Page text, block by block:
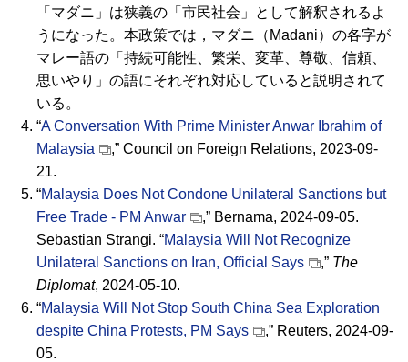
「マダニ」は狭義の「市民社会」として解釈されるよ
うになった。本政策では，マダニ（ Madani）の各字が
マレー語の「持続可能性、繁栄、変革、尊敬、信頼、
思いやり」の語にそれぞれ対応していると説明されて
いる。
“A Conversation With Prime Minister Anwar Ibrahim of
Malaysia
,” Council on Foreign Relations, 2023-09-
21.
“Malaysia Does Not Condone Unilateral Sanctions but
Free Trade - PM Anwar
,” Bernama, 2024-09-05.
Sebastian Strangi. “Malaysia Will Not Recognize
Unilateral Sanctions on Iran, Official Says
,” The
Diplomat, 2024-05-10.
“Malaysia Will Not Stop South China Sea Exploration
despite China Protests, PM Says
,” Reuters, 2024-09-
05.